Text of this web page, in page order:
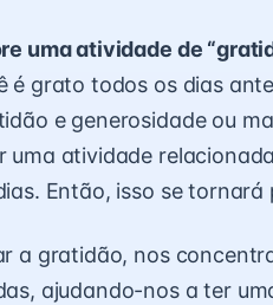
uma atividade de
é grato todos os dias
e generosidade ou
uma atividade
Então, isso se tornará
a gratidão, nos
ajudando-nos a ter